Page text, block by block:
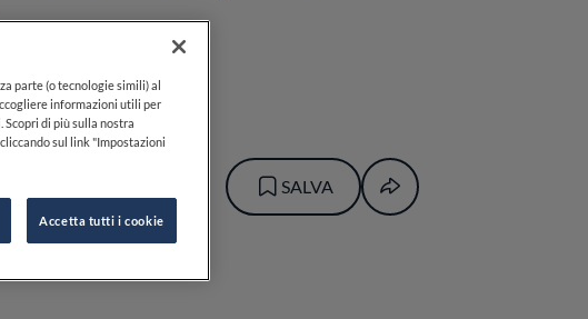
GEN 2026
SALVA
parte (o tecnologie simili) al
informazioni utili per
di più sulla nostra
sul link "Impostazioni
Accetta tutti i cookie